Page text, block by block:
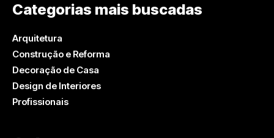
Categorias mais buscadas
Arquitetura
Construção e Reforma
Decoração de Casa
Design de Interiores
Profissionais